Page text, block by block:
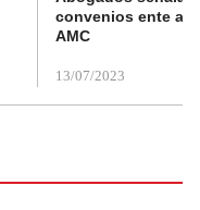
convenios ente
AMC
13/07/2023